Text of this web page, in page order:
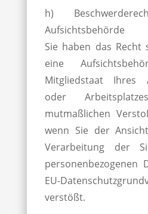
h)
Aufsichtsbehörde
Sie haben das Recht
eine
Mitgliedstaat Ihres
oder
mutmaßlichen
wenn Sie der
Verarbeitung der
personenbezogenen
EU-
verstößt.